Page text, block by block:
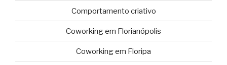
Comportamento criativo
Coworking em Florianópolis
Coworking em Floripa